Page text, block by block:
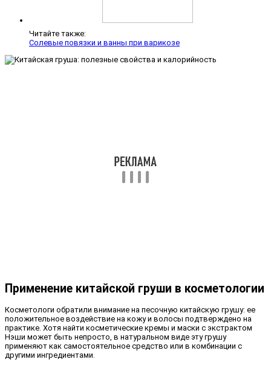
Читайте также:
Солевые повязки и ванны при варикозе
Применение китайской груши в косметологии
Косметологи обратили внимание на песочную китайскую грушу: ее
положительное воздействие на кожу и волосы подтверждено на
практике. Хотя найти косметические кремы и маски с экстрактом
Нэши может быть непросто, в натуральном виде эту грушу
применяют как самостоятельное средство или в комбинации с
другими ингредиентами.